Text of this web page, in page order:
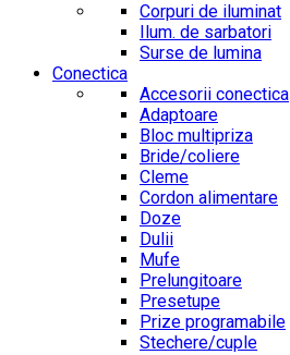
Corpuri de iluminat
Ilum. de sarbatori
Surse de lumina
Conectica
Accesorii conectica
Adaptoare
Bloc multipriza
Bride/coliere
Cleme
Cordon alimentare
Doze
Dulii
Mufe
Prelungitoare
Presetupe
Prize programabile
Stechere/cuple